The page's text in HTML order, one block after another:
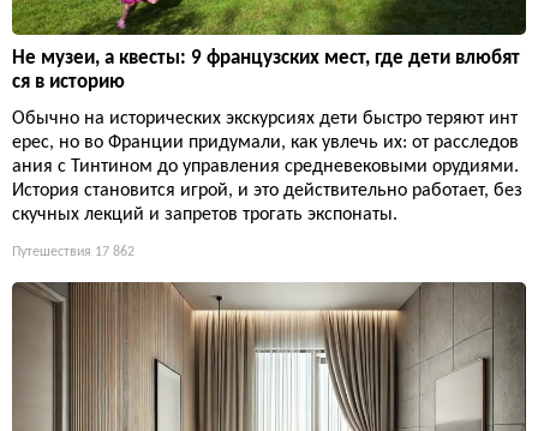
Не музеи, а квесты: 9 французских мест, где дети влюбят
ся в историю
Обычно на исторических экскурсиях дети быстро теряют инт
ерес, но во Франции придумали, как увлечь их: от расследов
ания с Тинтином до управления средневековыми орудиями.
История становится игрой, и это действительно работает, без
скучных лекций и запретов трогать экспонаты.
Путешествия 17 862